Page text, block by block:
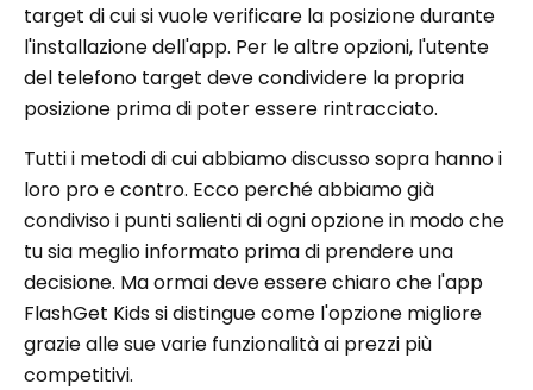
target di cui si vuole verificare la posizione durante
l'installazione dell'app. Per le altre opzioni, l'utente
del telefono target deve condividere la propria
posizione prima di poter essere rintracciato.
Tutti i metodi di cui abbiamo discusso sopra hanno i
loro pro e contro. Ecco perché abbiamo già
condiviso i punti salienti di ogni opzione in modo che
tu sia meglio informato prima di prendere una
decisione. Ma ormai deve essere chiaro che l'app
FlashGet Kids si distingue come l'opzione migliore
grazie alle sue varie funzionalità ai prezzi più
competitivi.